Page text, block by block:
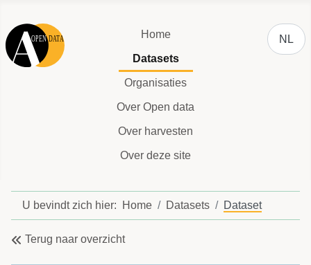
Home
Datasets
Organisaties
Over Open data
Over harvesten
Over deze site
NL
U bevindt zich hier: Home Datasets Dataset
Terug naar overzicht